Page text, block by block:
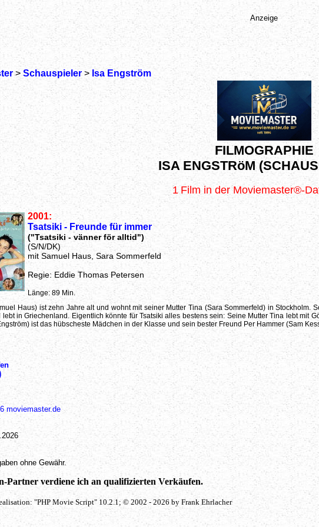
> Schauspieler> Isa Engström
FILMOGRAPHIE
ISA ENGSTRöM
1 Film in der Moviemaster®-
2001:
Tsatsiki - Freunde für immer
("Tsatsiki - vänner för alltid")
(S/N/DK)
mit Samuel Haus, Sara Sommerfeld
Regie: Eddie Thomas Petersen
Länge: 89 Min.
Haus) ist zehn Jahre alt und wohnt mit seiner Mutter Tina (Sara Sommerfeld) in Stockholm.
lebt in Griechenland. Eigentlich könnte für Tsatsiki alles bestens sein: Seine Mutter Tina lebt mit
ist das hübscheste Mädchen in der Klasse und sein bester Freund Per Hammer (Sam
moviemaster.de
ohne Gewähr.
Partner verdiene ich an qualifizierten Verkäufen.
"PHP Movie Script" 10.2.1; © 2002 - 2026 by Frank Ehrlacher
Anzeige